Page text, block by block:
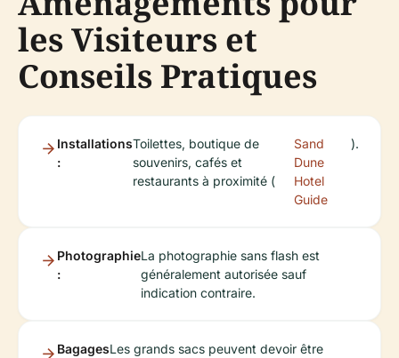
les Visiteurs et
Conseils Pratiques
Installations
:
Toilettes, boutique de
souvenirs, cafés et
restaurants à proximité (
Sand
Dune
Hotel
Guide
).
Photographie
:
La photographie sans flash est
généralement autorisée sauf
indication contraire.
BagagesLes grands sacs peuvent devoir être